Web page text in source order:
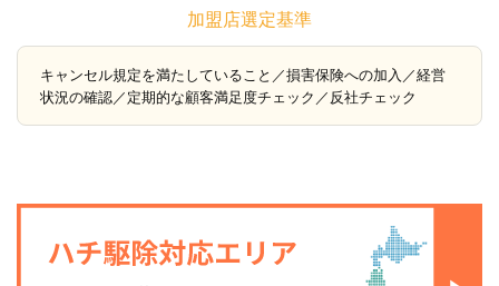
加盟店選定基準
キャンセル規定を満たしていること／損害保険への加入／経営
状況の確認／定期的な顧客満足度チェック／反社チェック